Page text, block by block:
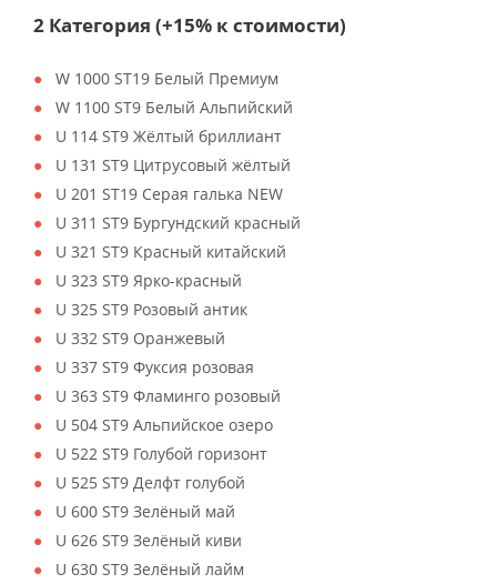
2 Категория (+15% к стоимости)
W 1000 ST19 Белый Премиум
W 1100 ST9 Белый Альпийский
U 114 ST9 Жёлтый бриллиант
U 131 ST9 Цитрусовый жёлтый
U 201 ST19 Серая галька NEW
U 311 ST9 Бургундский красный
U 321 ST9 Красный китайский
U 323 ST9 Ярко-красный
U 325 ST9 Розовый антик
U 332 ST9 Оранжевый
U 337 ST9 Фуксия розовая
U 363 ST9 Фламинго розовый
U 504 ST9 Альпийское озеро
U 522 ST9 Голубой горизонт
U 525 ST9 Делфт голубой
U 600 ST9 Зелёный май
U 626 ST9 Зелёный киви
U 630 ST9 Зелёный лайм